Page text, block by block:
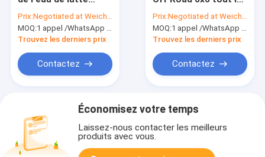
Beiben 2534 RHD
/LHD outre Road-6x6
du véhicule À ROUES
Prix:Negotiated at Weichat:King253725877
MOQ:1 appel /WhatsApp d'unité : +8615271357675
Trouvez les derniers prix
Contactez
d'entraînement de
roue avec le véhicule
À ROUES MOTRICES
de l'eau de pompe à
incendie
Prix:Negotiated at Weichat:King253725877
MOQ:1 appel /WhatsApp d'unité : +8615271357675
Trouvez les derniers prix
Contactez
Économisez votre temps
Laissez-nous contacter les meilleurs
produits avec vous.